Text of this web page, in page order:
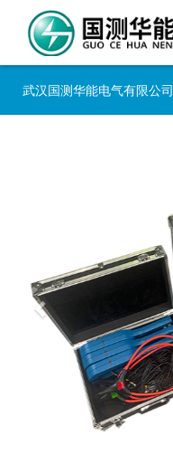
武汉国测华能电气有限公司